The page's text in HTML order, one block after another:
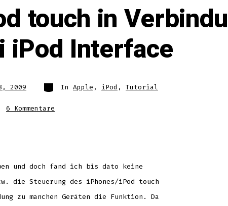
touch in
iPod Interface
2009 Kategorien
In Apple , iPod , Tutorial
6 Kommentare
iPod,
dem
Audi
Interface
und doch fand ich bis dato keine
die Steuerung des iPhones/iPod touch
zu manchen Geräten die Funktion. Da